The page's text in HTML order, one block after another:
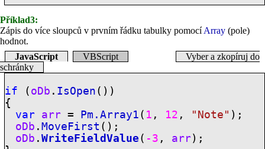
Příklad3:
Zápis do více sloupců v prvním řádku tabulky pomocíArray (pole)
hodnot.
JavaScript
VBScript
Vyber a zkopíruj do
schránky
if ( oDb . IsOpen ())
{
var
arr= Pm.Array1 ( 1 , 12 , "Note" );
oDb . MoveFirst ();
oDb . WriteFieldValue ( -3 , arr);